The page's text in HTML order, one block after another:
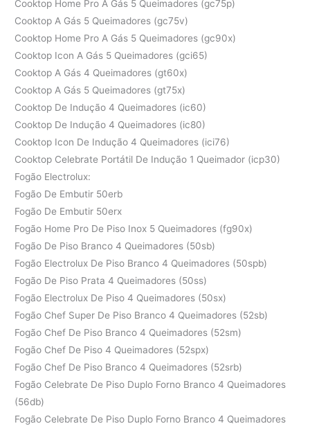
Cooktop Home Pro A Gás 5 Queimadores (gc75p)
Cooktop A Gás 5 Queimadores (gc75v)
Cooktop Home Pro A Gás 5 Queimadores (gc90x)
Cooktop Icon A Gás 5 Queimadores (gci65)
Cooktop A Gás 4 Queimadores (gt60x)
Cooktop A Gás 5 Queimadores (gt75x)
Cooktop De Indução 4 Queimadores (ic60)
Cooktop De Indução 4 Queimadores (ic80)
Cooktop Icon De Indução 4 Queimadores (ici76)
Cooktop Celebrate Portátil De Indução 1 Queimador (icp30)
Fogão Electrolux:
Fogão De Embutir 50erb
Fogão De Embutir 50erx
Fogão Home Pro De Piso Inox 5 Queimadores (fg90x)
Fogão De Piso Branco 4 Queimadores (50sb)
Fogão Electrolux De Piso Branco 4 Queimadores (50spb)
Fogão De Piso Prata 4 Queimadores (50ss)
Fogão Electrolux De Piso 4 Queimadores (50sx)
Fogão Chef Super De Piso Branco 4 Queimadores (52sb)
Fogão Chef De Piso Branco 4 Queimadores (52sm)
Fogão Chef De Piso 4 Queimadores (52spx)
Fogão Chef De Piso Branco 4 Queimadores (52srb)
Fogão Celebrate De Piso Duplo Forno Branco 4 Queimadores
(56db)
Fogão Celebrate De Piso Duplo Forno Branco 4 Queimadores